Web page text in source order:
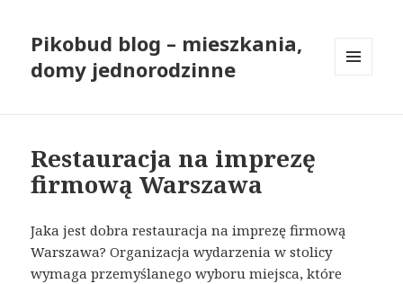
Pikobud blog – mieszkania,
domy jednorodzinne
Restauracja na imprezę
firmową Warszawa
Jaka jest dobra restauracja na imprezę firmową
Warszawa? Organizacja wydarzenia w stolicy
wymaga przemyślanego wyboru miejsca, które